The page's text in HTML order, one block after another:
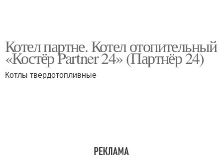
Котел партне. Котел отопительный
«Костёр Partner 24» (Партнёр 24)
Котлы твердотопливные